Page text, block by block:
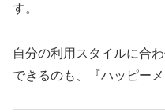
す。
自分の利用スタイルに合
できるのも、『ハッピー